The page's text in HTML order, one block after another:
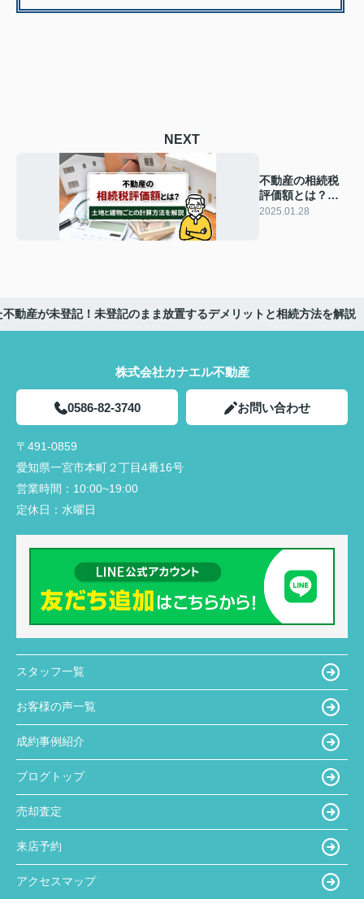
NEXT
不動産の相続税
評価額とは？土
地と建物ごとの
2025.01.28
不動産が未登記！未登記のまま放置するデメリットと相続方法を解説
株式会社カナエル不動産
0586-82-3740 お問い合わせ
〒491-0859
愛知県一宮市本町２丁目4番16号
営業時間： 10:00~19:00
定休日： 水曜日
スタッフ一覧
お客様の声一覧
成約事例紹介
ブログトップ
売却査定
来店予約
アクセスマップ